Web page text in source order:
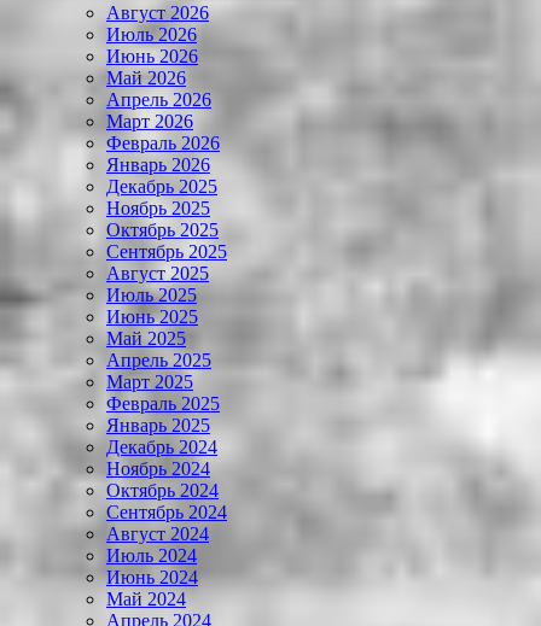
Август 2026
Июль 2026
Июнь 2026
Май 2026
Апрель 2026
Март 2026
Февраль 2026
Январь 2026
Декабрь 2025
Ноябрь 2025
Октябрь 2025
Сентябрь 2025
Август 2025
Июль 2025
Июнь 2025
Май 2025
Апрель 2025
Март 2025
Февраль 2025
Январь 2025
Декабрь 2024
Ноябрь 2024
Октябрь 2024
Сентябрь 2024
Август 2024
Июль 2024
Июнь 2024
Май 2024
Апрель 2024